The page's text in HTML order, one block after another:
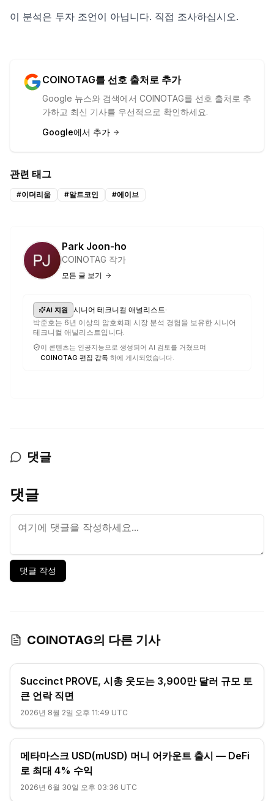
이 분석은 투자 조언이 아닙니다. 직접 조사하십시오.
COINOTAG를 선호 출처로 추가
Google 뉴스와 검색에서 COINOTAG를 선호 출처로 추
가하고 최신 기사를 우선적으로 확인하세요.
Google에서 추가
관련 태그
#이더리움 #알트코인 #에이브
Park Joon-ho
COINOTAG 작가
모든 글 보기
AI 지원 시니어 테크니컬 애널리스트·
박준호는 6년 이상의 암호화폐 시장 분석 경험을 보유한 시니어
테크니컬 애널리스트입니다.
이 콘텐츠는 인공지능으로 생성되어 AI 검토를 거쳤으며
COINOTAG 편집 감독 하에 게시되었습니다.
댓글
댓글
댓글 작성
COINOTAG의 다른 기사
Succinct PROVE, 시총 웃도는 3,900만 달러 규모 토
큰 언락 직면
2026년 8월 2일 오후 11:49 UTC
메타마스크 USD(mUSD) 머니 어카운트 출시 — DeFi
로 최대 4% 수익
2026년 6월 30일 오후 03:36 UTC